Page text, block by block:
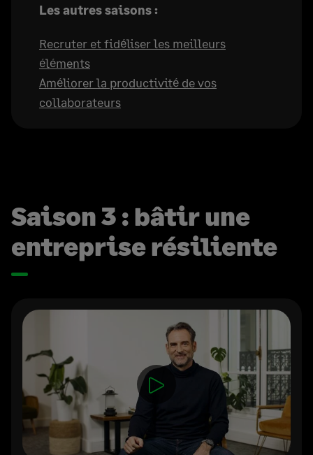
Les autres saisons :
Recruter et fidéliser les meilleurs
éléments
Améliorer la productivité de vos
collaborateurs
Saison 3 : bâtir une
entreprise résiliente